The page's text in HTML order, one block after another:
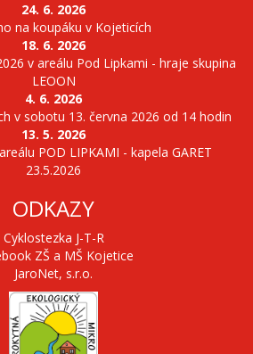
24. 6. 2026
na koupáku v Kojeticích
18. 6. 2026
v areálu Pod Lipkami - hraje skupina
LEOON
4. 6. 2026
v sobotu 13. června 2026 od 14 hodin
13. 5. 2026
POD LIPKAMI - kapela GARET
23.5.2026
ODKAZY
Cyklostezka J-T-R
ZŠ a MŠ Kojetice
JaroNet, s.r.o.